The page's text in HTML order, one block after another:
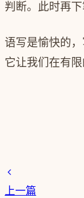
判断。此时再下
语写是愉快的
它让我们在有限
上一篇